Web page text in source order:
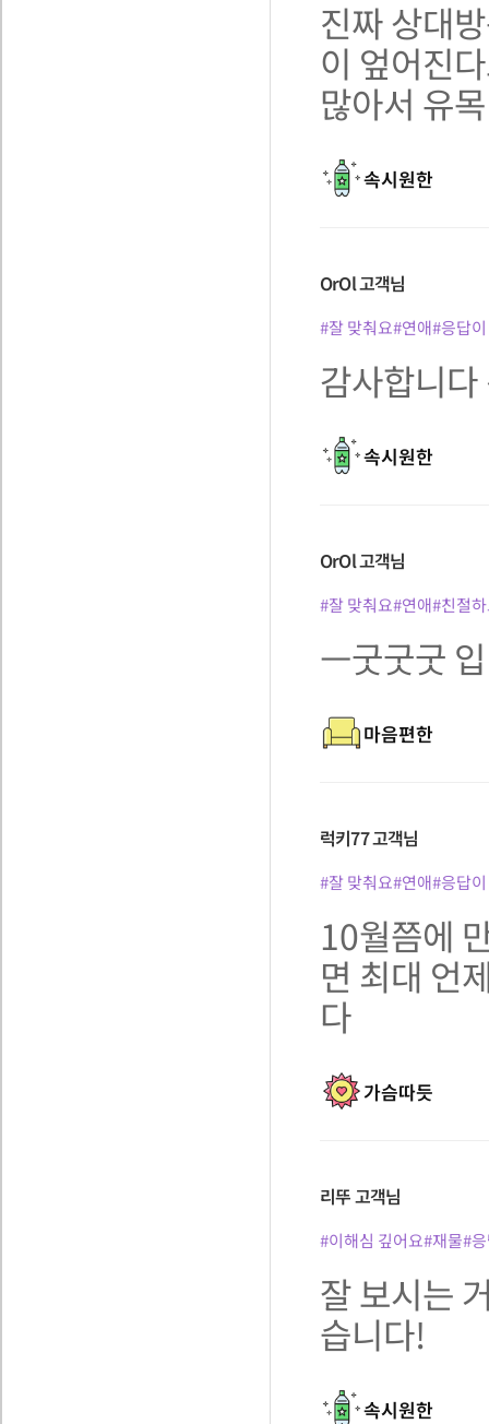
진짜 상대
이 엎어진
많아서 유
속시원한
OrOl고객님
#잘 맞춰요#연애#응답
감사합니
속시원한
OrOl고객님
#잘 맞춰요#연애#친절
ㅡ굿굿굿
마음편한
럭키77고객님
#잘 맞춰요#연애#응답
10월쯤에
면 최대 언
다
가슴따듯
리뚜고객님
#이해심 깊어요#재물#
잘 보시는
습니다!
속시원한